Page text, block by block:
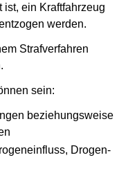
ist, ein Kraftfahrzeug
werden.
Strafverfahren
sein:
beziehungsweise
Drogen-